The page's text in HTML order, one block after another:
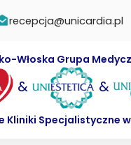
recepcja@unicardia.pl
Włoska Grupa
& &
Kliniki Specjalistyczne